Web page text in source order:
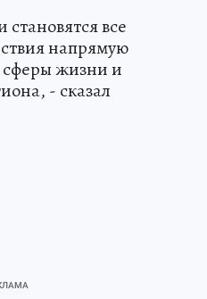
все
напрямую
сферы жизни и
- сказал